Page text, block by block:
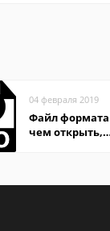
04 февраля 2019
Файл формата
чем открыть,